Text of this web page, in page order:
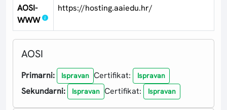
AOSI-
WWW
https://hosting.aaiedu.hr/
AOSI
Primarni: Ispravan Certifikat: Ispravan
Sekundarni: Ispravan Certifikat: Ispravan